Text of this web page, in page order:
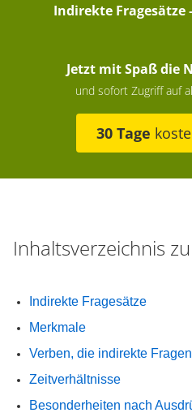
Indirekte Fragesätze
Jetzt mit Spaß die
und sofort Zugriff auf
30 Tage
Inhaltsverzeichnis
Indirekte Fragesätze
Merkmale
Verben, die indirekte
Zeitverhältnisse
Besonderheiten nach